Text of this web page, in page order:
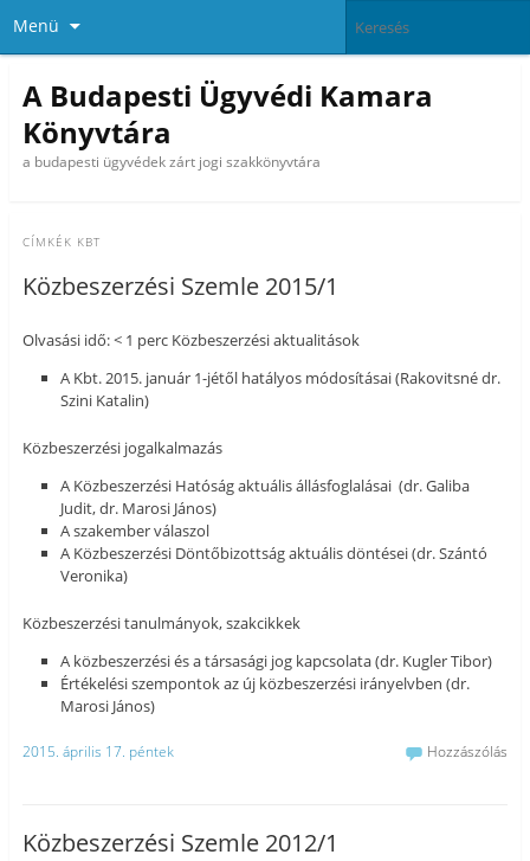
Menü
A Budapesti Ügyvédi Kamara
Könyvtára
a budapesti ügyvédek zárt jogi szakkönyvtára
CÍMKÉK KBT
Közbeszerzési Szemle 2015/1
Olvasási idő: < 1 perc Közbeszerzési aktualitások
A Kbt. 2015. január 1-jétől hatályos módosításai (Rakovitsné dr.
Szini Katalin)
Közbeszerzési jogalkalmazás
A Közbeszerzési Hatóság aktuális állásfoglalásai (dr. Galiba
Judit, dr. Marosi János)
A szakember válaszol
A Közbeszerzési Döntőbizottság aktuális döntései (dr. Szántó
Veronika)
Közbeszerzési tanulmányok, szakcikkek
A közbeszerzési és a társasági jog kapcsolata (dr. Kugler Tibor)
Értékelési szempontok az új közbeszerzési irányelvben (dr.
Marosi János)
2015. április 17. péntek Hozzászólás
Közbeszerzési Szemle 2012/1